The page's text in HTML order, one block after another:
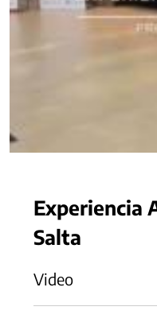
Experiencia
Salta
Video